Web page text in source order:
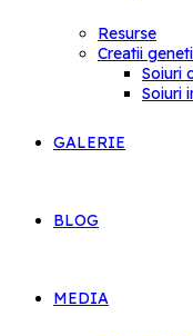
Resurse
Creatii
Soiuri
Soiuri
GALERIE
BLOG
MEDIA